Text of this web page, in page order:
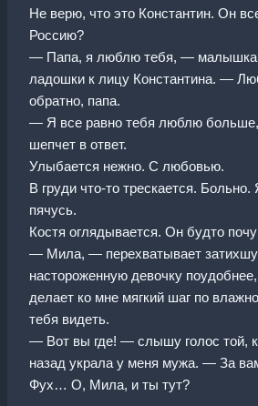
Не верю, что это Константин. Он
Россию?
— Папа, я люблю тебя, — малышка
ладошки к лицу Константина. —
обратно, папа.
— Я все равно тебя люблю
шепчет в ответ.
Улыбается нежно. С любовью.
В груди что-то трескается.
пячусь.
Костя оглядывается. Он будто
— Мила, — перехватывает
настороженную девочку
делает ко мне мягкий шаг по
тебя видеть.
— Вот вы где! — слышу голос той,
назад украла у меня мужа. — За
Фух… О, Мила, и ты тут?